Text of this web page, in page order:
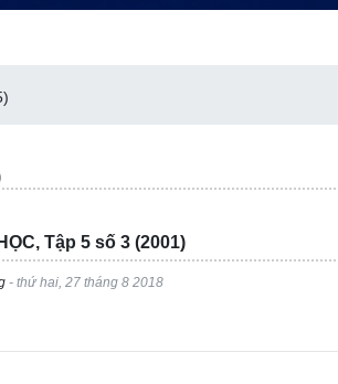
Tập 5 số 3 (2001)
- thứ hai, 27 tháng 8 2018